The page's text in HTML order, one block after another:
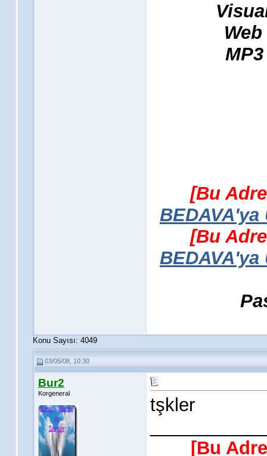
[Bu
[Bu
Konu Sayısı: 4049
03/05/08, 10:30
Bur2
Korgeneral
tşkler
[Bu